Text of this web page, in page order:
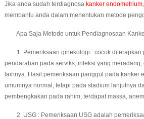
Jika anda sudah terdiagnosa kanker endometrium
membantu anda dalam menentukan metode
Apa Saja Metode untuk Pendiagnosaan
1. Pemeriksaan ginekologi : cocok diterapkan
pendarahan pada serviks, infeksi yang
lainnya. Hasil pemeriksaan panggul pada kanker
umumnya normal, tetapi pada stadium lanjutnya
pembengkakan pada rahim, terdapat massa,
2. USG : Pemeriksaan USG adalah